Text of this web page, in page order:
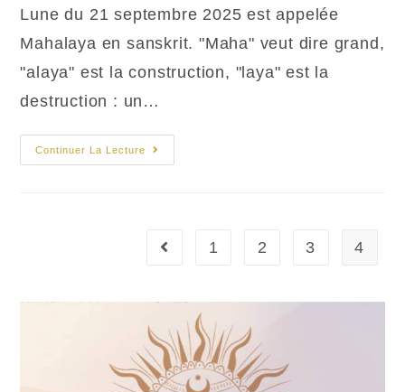
Lune du 21 septembre 2025 est appelée
Mahalaya en sanskrit. "Maha" veut dire grand,
"alaya" est la construction, "laya" est la
destruction : un…
Continuer La Lecture
Eclipse
Solaire
21Go to the previous page
1 2 3 4